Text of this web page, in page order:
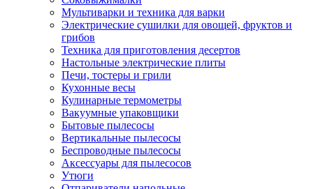
Мультиварки и техника для варки
Электрические сушилки для овощей, фруктов и
грибов
Техника для приготовления десертов
Настольные электрические плиты
Печи, тостеры и грили
Кухонные весы
Кулинарные термометры
Вакуумные упаковщики
Бытовые пылесосы
Вертикальные пылесосы
Беспроводные пылесосы
Аксессуары для пылесосов
Утюги